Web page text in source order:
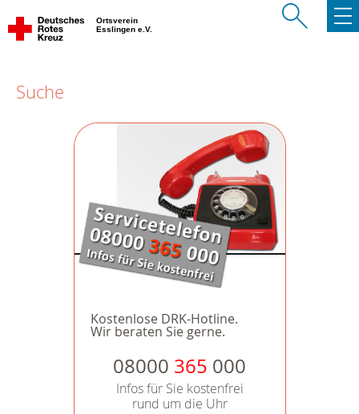
Ortsverein
Esslingen e.V.
Suche
Kostenlose DRK-Hotline.
Wir beraten Sie gerne.
08000 365 000
Infos für Sie kostenfrei
rund um die Uhr